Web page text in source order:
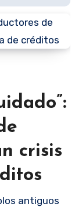
crisis
antiguos